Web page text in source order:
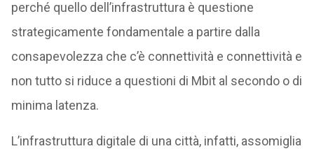
perché quello dell’infrastruttura è questione
strategicamente fondamentale a partire dalla
consapevolezza che c’è connettività e connettività e
non tutto si riduce a questioni di Mbit al secondo o di
minima latenza.
L’infrastruttura digitale di una città, infatti, assomiglia